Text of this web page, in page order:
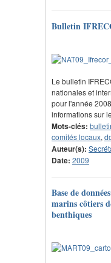
Bulletin
Le bulletin
nationales et
pour l'année
informations sur
Mots-clés:
comités locaux,
Auteur(s):
Date: 2009
Base de
marins côtiers
benthiques